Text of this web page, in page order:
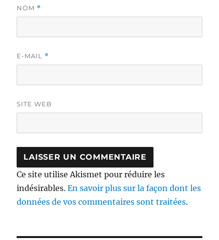
NOM *
E-MAIL *
SITE WEB
Ce site utilise Akismet pour réduire les
indésirables.En savoir plus sur la façon dont les
données de vos commentaires sont traitées.